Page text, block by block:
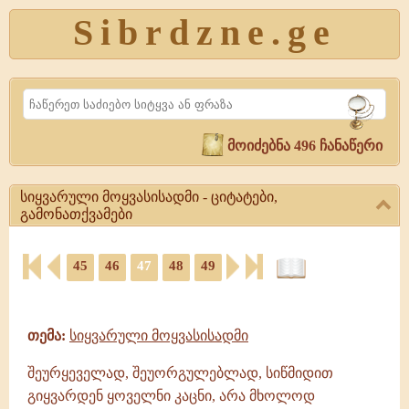
Sibrdzne.ge
Search
მოიძებნა 496 ჩანაწერი
სიყვარული მოყვასისადმი - ციტატები,
გამონათქვამები
მოყვასისადმი
სიყვარული
გამონათქვამები
გამონათქვამები
45 46 47 48 49
თემა: სიყვარული მოყვასისადმი
შეურყეველად, შეუორგულებლად, სიწმიდით
გიყვარდენ ყოველნი კაცნი, არა მხოლოდ